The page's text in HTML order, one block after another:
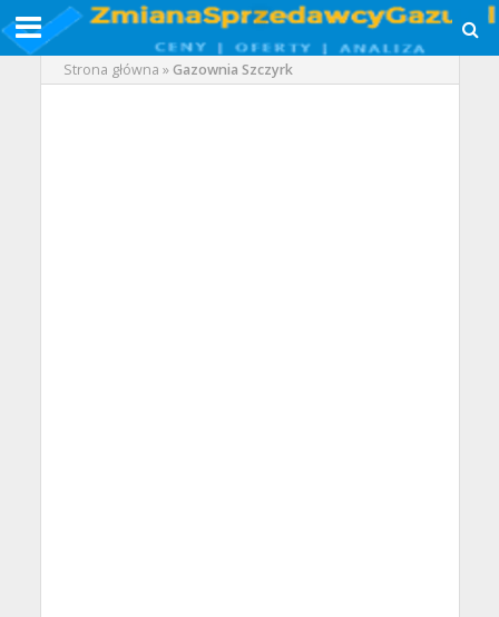
Strona główna »Gazownia Szczyrk